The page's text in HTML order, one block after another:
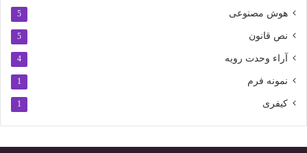
هوش مصنوعی 5
نص قانون 5
آراء وحدت رویه 4
نمونه فرم 1
کیفری 1